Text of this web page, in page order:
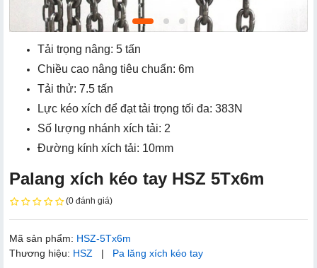
Tải trọng nâng: 5 tấn
Chiều cao nâng tiêu chuẩn: 6m
Tải thử: 7.5 tấn
Lực kéo xích để đạt tải trọng tối đa: 383N
Số lượng nhánh xích tải: 2
Đường kính xích tải: 10mm
Palang xích kéo tay HSZ 5Tx6m
(0 đánh giá)
Mã sản phẩm: HSZ-5Tx6m
Thương hiệu: HSZ | Pa lăng xích kéo tay